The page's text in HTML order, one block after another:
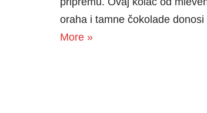
oraha i tamne čokolade
More »